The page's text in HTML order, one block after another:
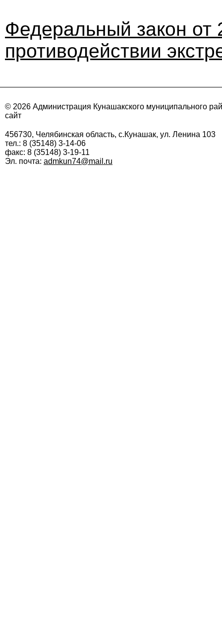
Федеральный закон
противодействии
© 2026 Администрация Кунашакского муниципального
сайт
456730, Челябинская область, с.Кунашак, ул. Ленина 103
тел.: 8 (35148) 3-14-06
факс: 8 (35148) 3-19-11
Эл. почта: admkun74@mail.ru